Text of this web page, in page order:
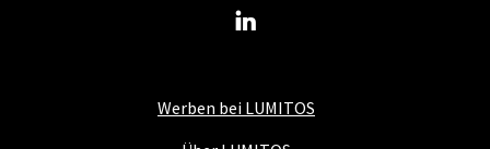
Werben bei LUMITOS